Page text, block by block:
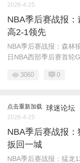
2026-4-25
NBA季后赛战报
高2-1领先
NBA季后赛战报：森林
日NBA西部季后赛首轮
3060 0
点击重新加载 球迷论坛
2026-4-25
NBA季后赛战报
扳回一城
NBA季后赛战报：猛龙